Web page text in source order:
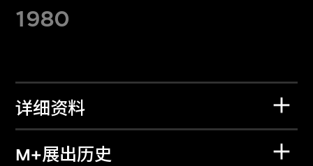
1980
详细资料
M+展出历史